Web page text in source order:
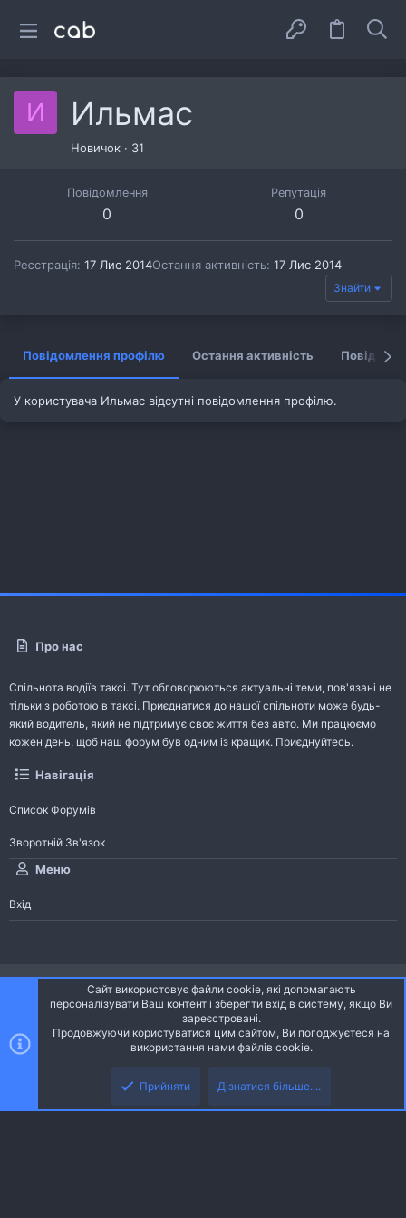
И Ильмас
Новичок · 31
Повідомлення
0
Репутація
0
Реєстрація 17 Лис 2014Остання активність 17 Лис 2014
Знайти
Повідомлення профілю Остання активність
У користувача Ильмас відсутні повідомлення профілю.
Про нас
Спільнота водіїв таксі. Тут обговорюються актуальні теми, пов'язані не
тільки з роботою в таксі. Приєднатися до нашої спільноти може будь-
який водитель, який не підтримує своє життя без авто. Ми працюємо
кожен день, щоб наш форум був одним із кращих. Приєднуйтесь.
Навігація
Список Форумів
Зворотній Зв'язок
Меню
Вхід
Ніч
Українська (UA)
S
Community platform by XenForo® © 2010-2026 XenForo Ltd.
Community platform by XenForo © 2010-2022 XenForo Ltd. | dev: Pages
Сайт використовує файли cookie, які допомагають
персоналізувати Ваш контент і зберегти вхід в систему, якщо Ви
зареєстровані.
Продовжуючи користуватися цим сайтом, Ви погоджуєтеся на
використання нами файлів cookie.
Прийняти Дізнатися більше....